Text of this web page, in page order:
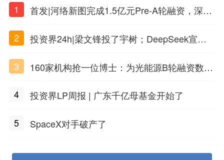
1
首发|河络新图完成1.5亿元Pre-A轮融资，深耕i
2
投资界24h|梁文锋投了宇树；DeepSeek宣布
3
160家机构抢一位博士：为光能源B轮融资数亿
4
投资界LP周报 | 广东千亿母基金开始了
5 SpaceX对手破产了